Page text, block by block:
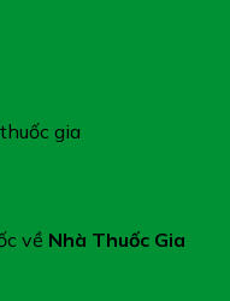
về Nhà Thuốc Gia